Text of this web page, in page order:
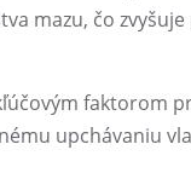
mazu, čo
faktorom
upchávaniu